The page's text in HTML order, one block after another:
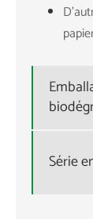
Série